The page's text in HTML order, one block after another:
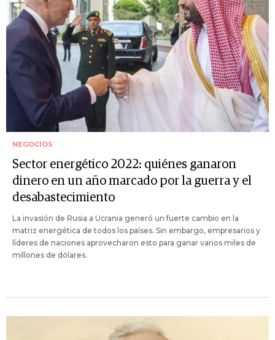
NEGOCIOS
Sector energético 2022: quiénes ganaron
dinero en un año marcado por la guerra y el
desabastecimiento
La invasión de Rusia a Ucrania generó un fuerte cambio en la
matriz energética de todos los países. Sin embargo, empresarios y
líderes de naciones aprovecharon esto para ganar varios miles de
millones de dólares.